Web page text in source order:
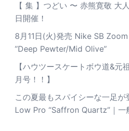
【 集 】つどい 〜 赤熊寛敬 大
日開催！
8月11日(火)発売 Nike SB
”Deep Pewter/Mid Olive”
【ハウツースケートボウ道&
月号！！】
この夏最もスパイシーな一足
Low Pro “Saffron Quartz”｜一